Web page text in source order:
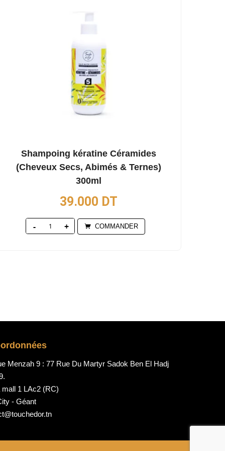
Shampoing kératine Céramides
(Cheveux Secs, Abimés & Ternes)
300ml
39.000 DT
Quantity COMMANDER
Menzah 9 : 77 Rue Du Martyr Sadok Ben El Hadj
1 LAc2 (RC)
- Géant